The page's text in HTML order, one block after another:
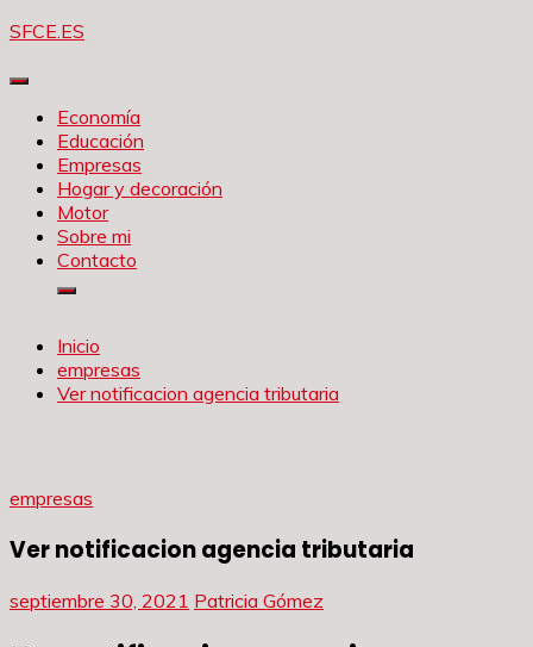
Saltar
contenido
SFCE.ES
Economía
Educación
Empresas
Hogar y decoración
Motor
Sobre mi
Contacto
Inicio
empresas
Ver notificacion agencia tributaria
empresas
Ver notificacion agencia tributaria
septiembre 30, 2021 Patricia Gómez